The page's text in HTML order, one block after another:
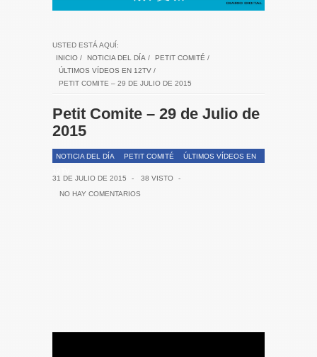
USTED ESTÁ AQUÍ:
INICIO / NOTICIA DEL DÍA / PETIT COMITÉ /
ÚLTIMOS VÍDEOS EN 12TV /
PETIT COMITE – 29 DE JULIO DE 2015
Petit Comite – 29 de Julio de
2015
NOTICIA DEL DÍA PETIT COMITÉ
ÚLTIMOS VÍDEOS EN
31 DE JULIO DE 2015
- 38 VISTO
-
NO HAY COMENTARIOS